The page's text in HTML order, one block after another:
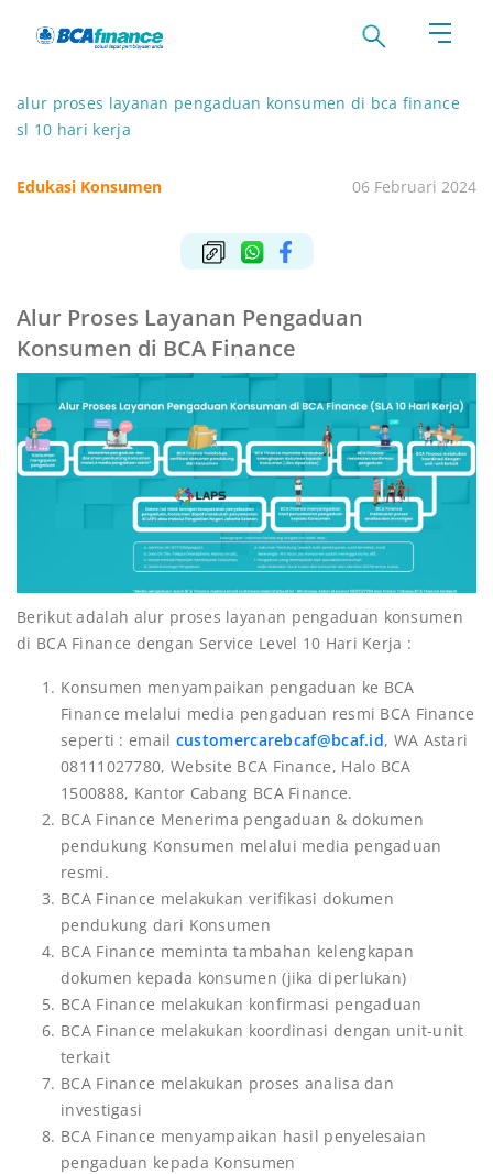
alur proses layanan pengaduan konsumen di bca finance
sl 10 hari kerja
Edukasi Konsumen 06 Februari 2024
Alur Proses Layanan Pengaduan
Konsumen di BCA Finance
Berikut adalah alur proses layanan pengaduan konsumen
di BCA Finance dengan Service Level 10 Hari Kerja :
Konsumen menyampaikan pengaduan ke BCA
Finance melalui media pengaduan resmi BCA Finance
seperti : email customercarebcaf@bcaf.id, WA Astari
08111027780, Website BCA Finance, Halo BCA
1500888, Kantor Cabang BCA Finance.
BCA Finance Menerima pengaduan & dokumen
pendukung Konsumen melalui media pengaduan
resmi.
BCA Finance melakukan verifikasi dokumen
pendukung dari Konsumen
BCA Finance meminta tambahan kelengkapan
dokumen kepada konsumen (jika diperlukan)
BCA Finance melakukan konfirmasi pengaduan
BCA Finance melakukan koordinasi dengan unit-unit
terkait
BCA Finance melakukan proses analisa dan
investigasi
BCA Finance menyampaikan hasil penyelesaian
pengaduan kepada Konsumen